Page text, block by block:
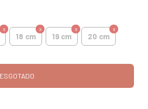
18 cm 19 cm 20 cm